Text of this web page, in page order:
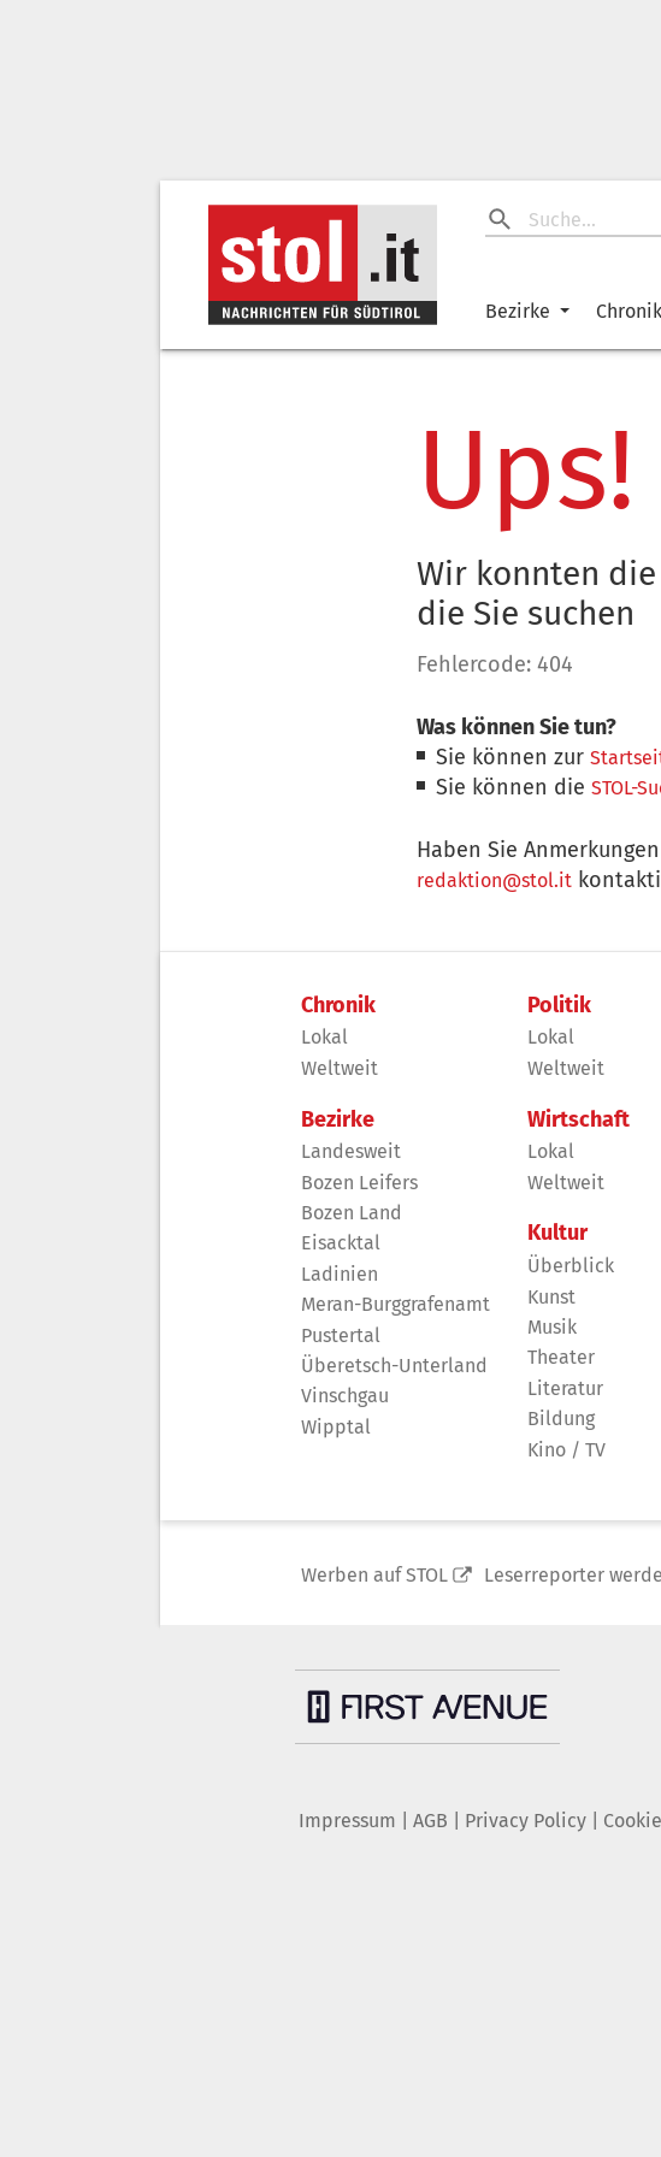
Bezirke Chronik
Ups!
Wir konnten
die Sie suchen
Fehlercode: 404
Was können Sie tun?
Sie können zur
Sie können dieSTOL-
Haben Sie
redaktion@stol.it
Chronik
Lokal
Weltweit
Bezirke
Landesweit
Bozen Leifers
Bozen Land
Eisacktal
Ladinien
Meran-Burggrafenamt
Pustertal
Überetsch-Unterland
Vinschgau
Wipptal
Politik
Lokal
Weltweit
Wirtschaft
Lokal
Weltweit
Kultur
Überblick
Kunst
Musik
Theater
Literatur
Bildung
Kino / TV
Werben auf STOL Leserreporter
Impressum AGB Privacy Policy|